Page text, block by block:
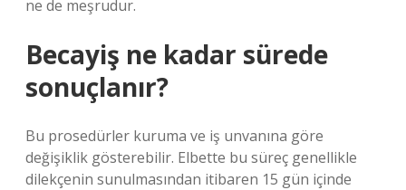
ne de meşrudur.
Becayiş ne kadar sürede
sonuçlanır?
Bu prosedürler kuruma ve iş unvanına göre
değişiklik gösterebilir. Elbette bu süreç genellikle
dilekçenin sunulmasından itibaren 15 gün içinde